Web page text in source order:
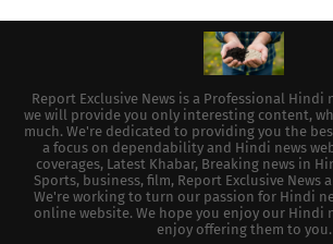
Report Exclusive News is a Professional Hindi
we will provide you only interesting content,
much. We're dedicated to providing you the
a focus on dependability and Hindi news
coverages, Latest Khabar, Breaking news in
Sports, business, film, Report Exclusive News
We're working to turn our passion for Hindi
online website. We hope you enjoy our Hindi
enjoy offering them to you.